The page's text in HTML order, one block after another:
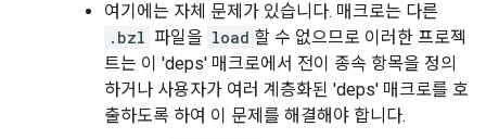
여기에는 자체 문제가 있습니다. 매크로는 다른
.bzl 파일을 load 할 수 없으므로 이러한 프로젝
트는 이 'deps' 매크로에서 전이 종속 항목을 정의
하거나 사용자가 여러 계층화된 'deps' 매크로를 호
출하도록 하여 이 문제를 해결해야 합니다.